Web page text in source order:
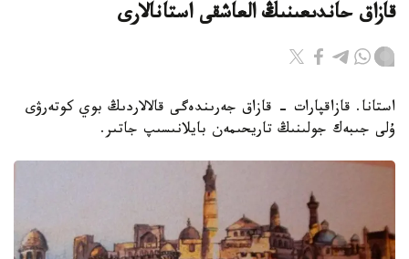
قازاق حاندىعىنىڭ العاشقى استانالارى
استانا. قازاقپارات - قازاق جەرىندەگى قالالاردىڭ بوي كوتەرۋى
ۇلى جىبەك جولىنىڭ تاريحىمەن بايلانىسىپ جاتىر.